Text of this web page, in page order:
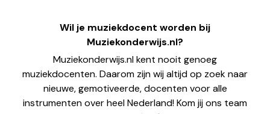
Wil je muziekdocent worden bij
Muziekonderwijs.nl?
Muziekonderwijs.nl kent nooit genoeg
muziekdocenten. Daarom zijn wij altijd op zoek naar
nieuwe, gemotiveerde, docenten voor alle
instrumenten over heel Nederland! Kom jij ons team